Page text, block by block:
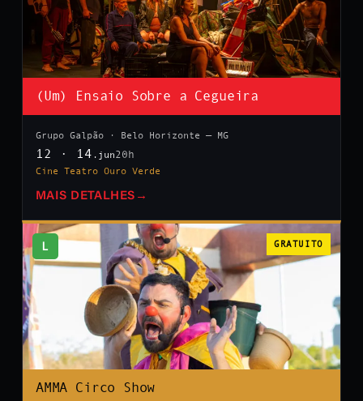
(Um) Ensaio Sobre a Cegueira
Grupo Galpão · Belo Horizonte — MG
12 · 14 .jun20h
Cine Teatro Ouro Verde
MAIS DETALHES →
L GRATUITO
AMMA Circo Show